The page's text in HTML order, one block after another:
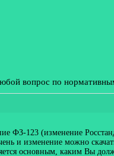
вопрос по
ФЗ-123 (изменение
и изменение можно
основным, каким Вы